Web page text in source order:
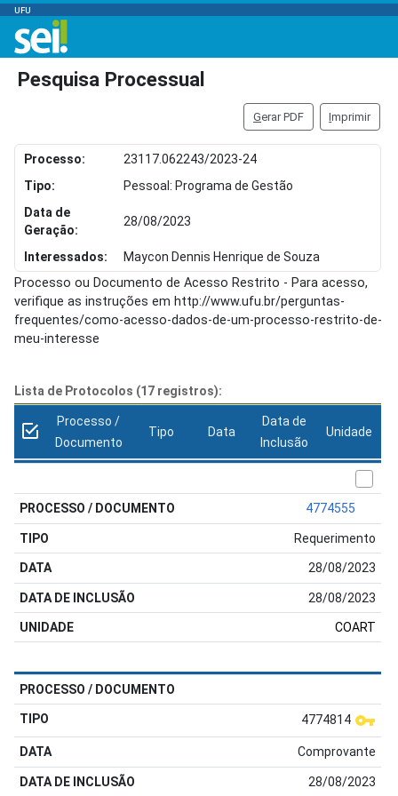
UFU
Pesquisa Processual
Gerar PDF Imprimir
Processo:
23117.062243/2023-24
Tipo:
Pessoal: Programa de Gestão
Data de
Geração:
28/08/2023
Interessados: Maycon Dennis Henrique de Souza
Processo ou Documento de Acesso Restrito - Para acesso,
verifique as instruções em http://www.ufu.br/perguntas-
frequentes/como-acesso-dados-de-um-processo-restrito-de-
meu-interesse
Lista de Protocolos (17 registros):
Processo /
Documento
Tipo Data
Data de
Inclusão
Unidade
4774555
Requerimento
28/08/2023
28/08/2023
COART
4774814
Comprovante
28/08/2023